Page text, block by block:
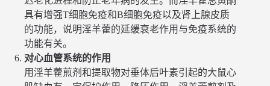
具有增强T细胞免疫和B细胞免疫以及肾上腺皮质
的功能，说明淫羊藿的延缓衰老作用与免疫系统的
功能有关。
对心血管系统的作用
用淫羊藿煎剂和提取物对垂体后叶素引起的大鼠心